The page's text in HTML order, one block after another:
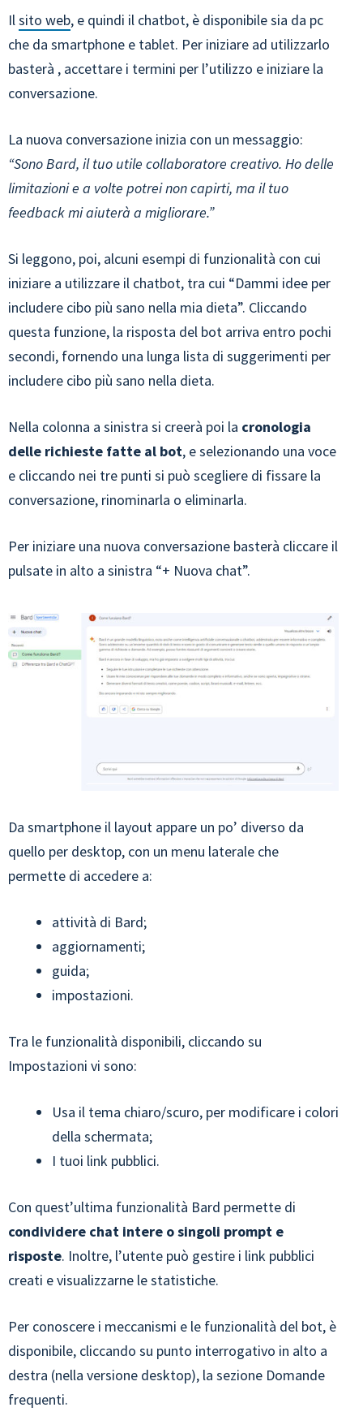
Ilsito web, e quindi il chatbot, è disponibile sia da pc
che da smartphone e tablet. Per iniziare ad utilizzarlo
basterà , accettare i termini per l’utilizzo e iniziare la
conversazione.
La nuova conversazione inizia con un messaggio:
“Sono Bard, il tuo utile collaboratore creativo. Ho delle
limitazioni e a volte potrei non capirti, ma il tuo
feedback mi aiuterà a migliorare.”
Si leggono, poi, alcuni esempi di funzionalità con cui
iniziare a utilizzare il chatbot, tra cui “Dammi idee per
includere cibo più sano nella mia dieta”. Cliccando
questa funzione, la risposta del bot arriva entro pochi
secondi, fornendo una lunga lista di suggerimenti per
includere cibo più sano nella dieta.
Nella colonna a sinistra si creerà poi la cronologia
delle richieste fatte al bot, e selezionando una voce
e cliccando nei tre punti si può scegliere di fissare la
conversazione, rinominarla o eliminarla.
Per iniziare una nuova conversazione basterà cliccare il
pulsate in alto a sinistra “+ Nuova chat”.
Da smartphone il layout appare un po’ diverso da
quello per desktop, con un menu laterale che
permette di accedere a:
attività di Bard;
aggiornamenti;
guida;
impostazioni.
Tra le funzionalità disponibili, cliccando su
Impostazioni vi sono:
Usa il tema chiaro/scuro, per modificare i colori
della schermata;
I tuoi link pubblici.
Con quest’ultima funzionalità Bard permette di
condividere chat intere o singoli prompt e
risposte. Inoltre, l’utente può gestire i link pubblici
creati e visualizzarne le statistiche.
Per conoscere i meccanismi e le funzionalità del bot, è
disponibile, cliccando su punto interrogativo in alto a
destra (nella versione desktop), la sezione Domande
frequenti.